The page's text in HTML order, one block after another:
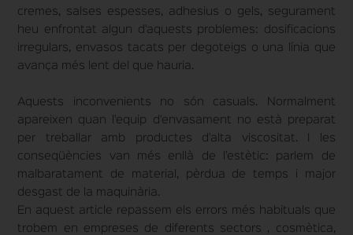
cremes, salses espesses, adhesius o gels, segurament
heu enfrontat algun d'aquests problemes: dosificacions
irregulars, envasos tacats per degoteigs o una línia que
avança més lent del que hauria.
Aquests inconvenients no són casuals. Normalment
apareixen quan l'equip d'envasament no està preparat
per treballar amb productes d'alta viscositat. I les
conseqüències van més enllà de l'estètic: parlem de
malbaratament de material, pèrdua de temps i major
desgast de la maquinària.
En aquest article repassem els errors més habituals que
trobem en empreses de diferents sectors , cosmètica,